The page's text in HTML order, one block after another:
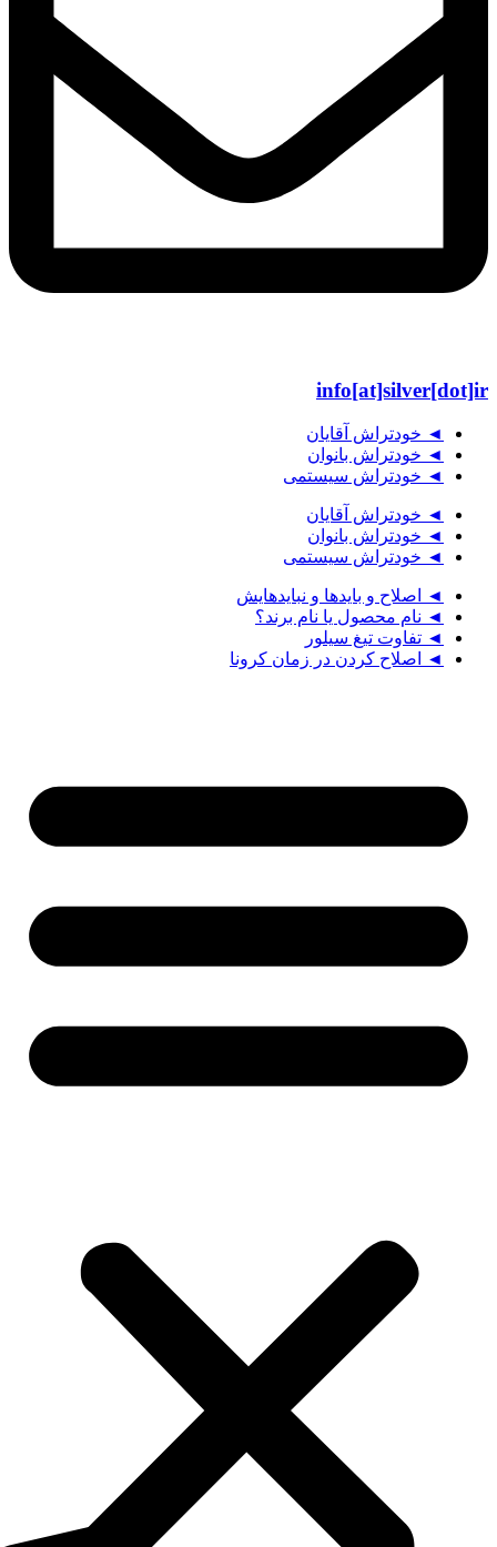
info[at]silver[dot]ir
◄ خودتراش آقایان
◄ خودتراش بانوان
◄ خودتراش سیستمی
◄ خودتراش آقایان
◄ خودتراش بانوان
◄ خودتراش سیستمی
◄ اصلاح و بایدها و نبایدهایش
◄ نام محصول یا نام برند؟
◄ تفاوت تیغ سیلور
◄ اصلاح کردن در زمان کرونا